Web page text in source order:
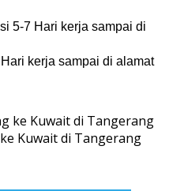
5-7 Hari kerja sampai di
kerja sampai di alamat
Kuwait di Tangerang